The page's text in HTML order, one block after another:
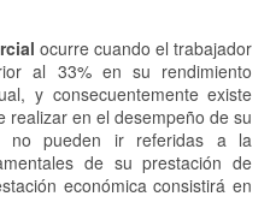
ocurre cuando el trabajador
al 33% en su rendimiento
y consecuentemente existe
realizar en el desempeño de su
no pueden ir referidas a la
de su prestación de
económica consistirá en